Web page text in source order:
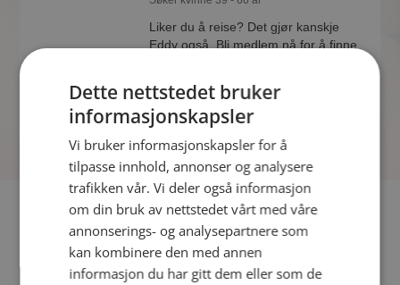
Liker du å reise? Det gjør kanskje
Eddy også. Bli medlem nå for å finne
Fler single
Flere singlemenn fra Bærum :Trond,Oddbjørn
Kvinner fra Bærum
Dette nettstedet bruker
informasjonskapsler
Vi bruker informasjonskapsler for å
tilpasse innhold, annonser og analysere
trafikken vår. Vi deler også informasjon
om din bruk av nettstedet vårt med våre
annonserings- og analysepartnere som
kan kombinere den med annen
informasjon du har gitt dem eller som de